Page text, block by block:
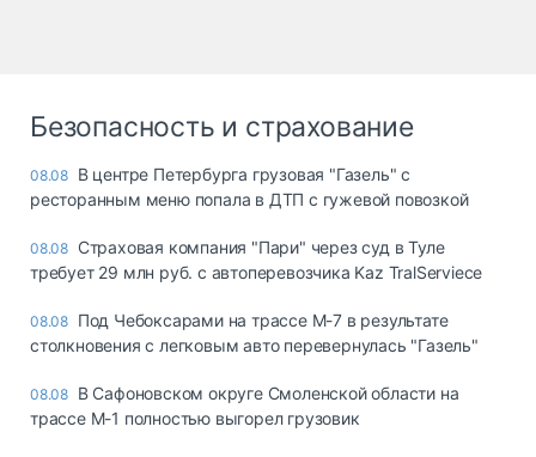
Безопасность и страхование
08.08 В центре Петербурга грузовая "Газель" с
ресторанным меню попала в ДТП с гужевой повозкой
08.08 Страховая компания "Пари" через суд в Туле
требует 29 млн руб. с автоперевозчика Kaz TralServiece
08.08 Под Чебоксарами на трассе М-7 в результате
столкновения с легковым авто перевернулась "Газель"
08.08 В Сафоновском округе Смоленской области на
трассе М-1 полностью выгорел грузовик